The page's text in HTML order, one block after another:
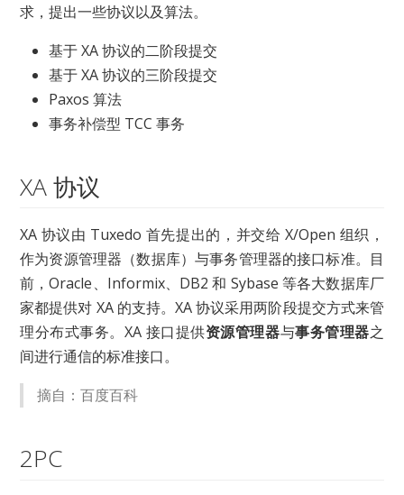
求，提出一些协议以及算法。
基于 XA 协议的二阶段提交
基于 XA 协议的三阶段提交
Paxos 算法
事务补偿型 TCC 事务
XA 协议
XA 协议由 Tuxedo 首先提出的，并交给 X/Open 组织，
作为资源管理器（数据库）与事务管理器的接口标准。目
前，Oracle、Informix、DB2 和 Sybase 等各大数据库厂
家都提供对 XA 的支持。XA 协议采用两阶段提交方式来管
理分布式事务。XA 接口提供资源管理器与事务管理器之
间进行通信的标准接口。
摘自：百度百科
2PC